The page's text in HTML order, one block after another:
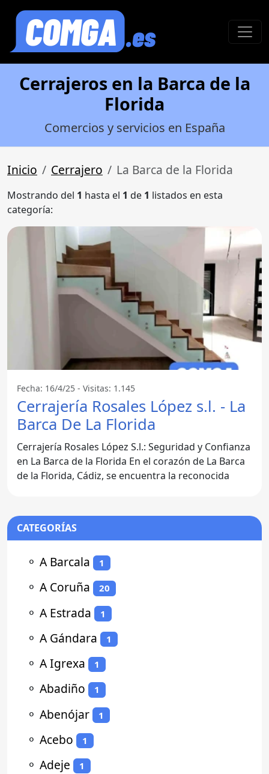
Cerrajeros en la Barca de la
Florida
Comercios y servicios en España
Inicio Cerrajero La Barca de la Florida
Mostrando del 1 hasta el 1 de 1 listados en esta
categoría:
Fecha: 16/4/25 - Visitas: 1.145
Cerrajería Rosales López s.l. - La
Barca De La Florida
Cerrajería Rosales López S.l.: Seguridad y Confianza
en La Barca de la Florida En el corazón de La Barca
de la Florida, Cádiz, se encuentra la reconocida
CATEGORÍAS
⚬ A Barcala 1
⚬ A Coruña 20
⚬ A Estrada 1
⚬ A Gándara 1
⚬ A Igrexa 1
⚬ Abadiño 1
⚬ Abenójar 1
⚬ Acebo 1
⚬ Adeje 1